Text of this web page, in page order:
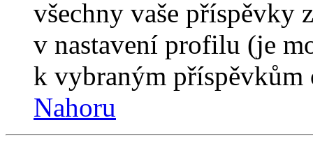
všechny vaše příspěvky
v nastavení profilu (je
k vybraným příspěvkům
Nahoru